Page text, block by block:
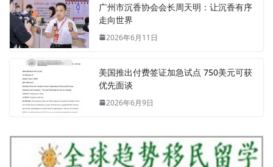
广州市沉香协会会长周天明：让沉香有序
走向世界
2026年6月11日
美国推出付费签证加急试点 750美元可获
优先面谈
2026年6月9日